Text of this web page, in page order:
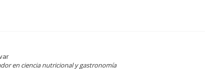
en ciencia nutricional y gastronomía